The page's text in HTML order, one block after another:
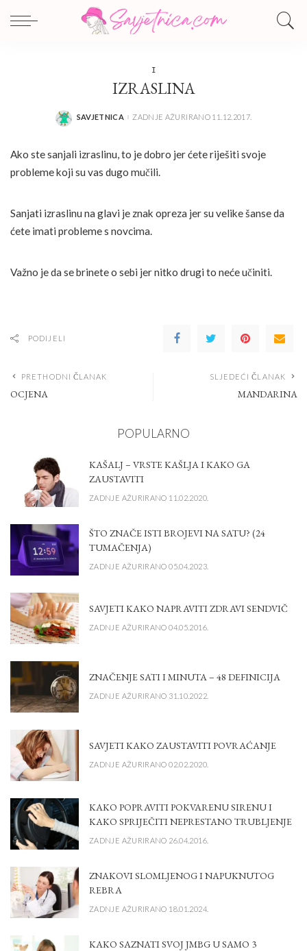
I
IZRASLINA
POSTED
SAVJETNICA ZADNJE AŽURIRANO 11.12.2017.
Ako ste sanjali izraslinu, to je dobro jer ćete riješiti svoje
probleme koji su vas dugo mučili.
Sanjati izraslinu na glavi je znak opreza jer su velike šanse da
ćete imati probleme s novcima.
Važno je da se brinete o sebi jer nitko drugi to neće učiniti.
PODIJELI
PRETHODNI ČLANAK
OCJENA
SLJEDEĆI ČLANAK
MANDARINA
POPULARNO
KAŠALJ – VRSTE KAŠLJA I KAKO GA
ZAUSTAVITI
ZADNJE AŽURIRANO 11.02.2020.
ŠTO ZNAČE ISTI BROJEVI NA SATU? (24
TUMAČENJA)
ZADNJE AŽURIRANO 05.04.2023.
SAVJETI KAKO NAPRAVITI ZDRAVI SENDVIČ
ZADNJE AŽURIRANO 04.05.2016.
ZNAČENJE SATI I MINUTA – 48 DEFINICIJA
ZADNJE AŽURIRANO 31.10.2022.
SAVJETI KAKO ZAUSTAVITI POVRAĆANJE
ZADNJE AŽURIRANO 02.02.2020.
KAKO POPRAVITI POKVARENU SIRENU I
KAKO SPRIJEČITI NEPRESTANO TRUBLJENJE
ZADNJE AŽURIRANO 26.04.2016.
ZNAKOVI SLOMLJENOG I NAPUKNUTOG
REBRA
ZADNJE AŽURIRANO 18.01.2024.
KAKO SAZNATI SVOJ JMBG U SAMO 3